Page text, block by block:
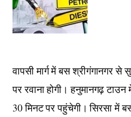
वापसी मार्ग में बस श्रीगंगानगर
पर रवाना होगी। हनुमानगढ़
30 मिनट पर पहुंचेगी। सिरसा में